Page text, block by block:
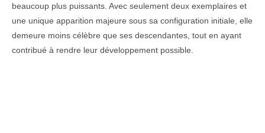
beaucoup plus puissants. Avec seulement deux exemplaires et
une unique apparition majeure sous sa configuration initiale, elle
demeure moins célèbre que ses descendantes, tout en ayant
contribué à rendre leur développement possible.